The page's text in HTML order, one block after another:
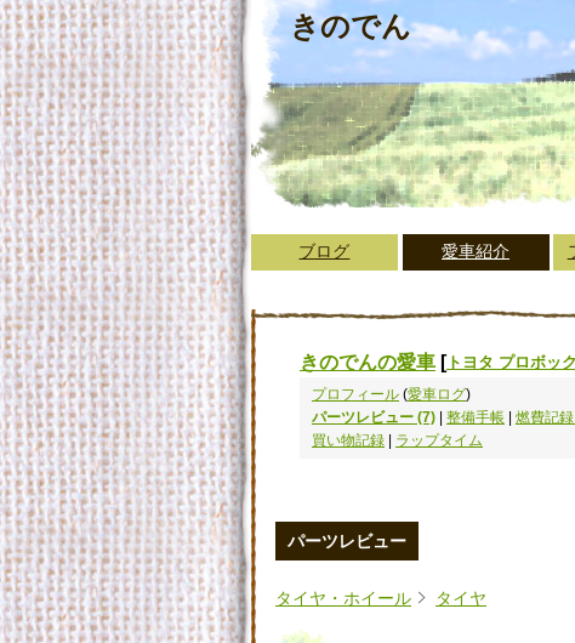
きのでん
ブログ 愛車紹介
きのでんの愛車 [ トヨタ プロボッ
プロフィール (愛車ログ)
パーツレビュー (7)
整備手帳 燃費記
買い物記録
ラップタイム
パーツレビュー
タイヤ・ホイール タイヤ